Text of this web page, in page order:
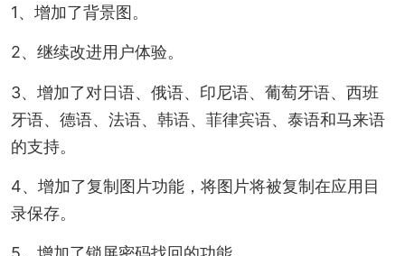
1、增加了背景图。
2、继续改进用户体验。
3、增加了对日语、俄语、印尼语、葡萄牙语、西班
牙语、德语、法语、韩语、菲律宾语、泰语和马来语
的支持。
4、增加了复制图片功能，将图片将被复制在应用目
录保存。